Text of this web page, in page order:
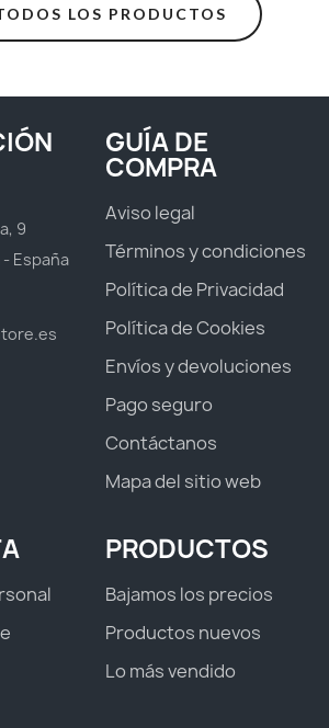
LOS PRODUCTOS
9
- España
GUÍA DE
COMPRA
Aviso legal
Términos y condiciones
Política de Privacidad
Política de Cookies
Envíos y devoluciones
Pago seguro
Contáctanos
Mapa del sitio web
PRODUCTOS
Bajamos los precios
Productos nuevos
Lo más vendido